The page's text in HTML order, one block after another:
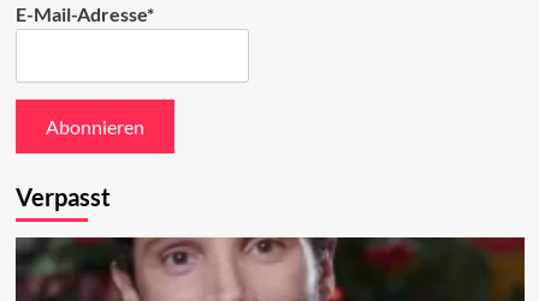
E-Mail-Adresse*
Verpasst